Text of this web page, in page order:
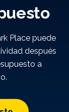
Place puede
después
a